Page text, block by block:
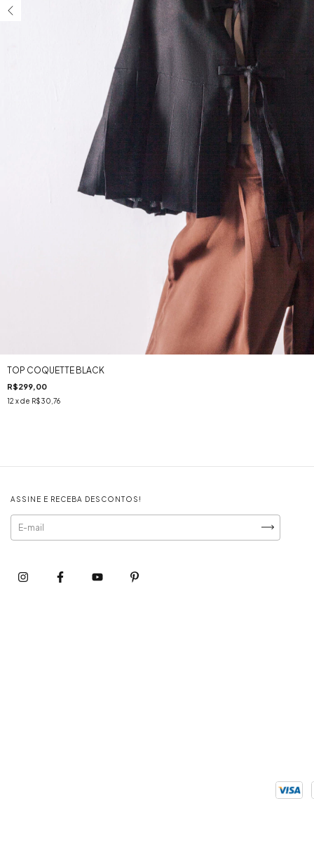
TOP COQUETTE BLACK
R$299,00
12 x de R$30,76
ASSINE E RECEBA DESCONTOS!